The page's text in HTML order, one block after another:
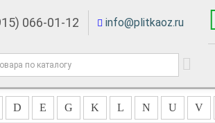
066-01-12 info@plitkaoz.ru
D E G K L N U V